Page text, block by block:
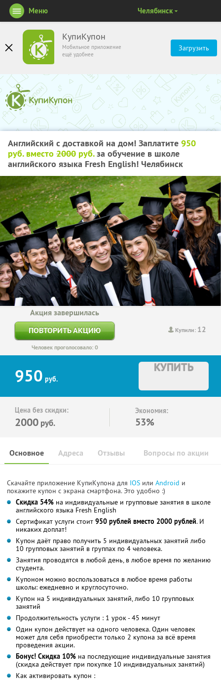
КупиКупон
Мобильное приложение
ещё удобнее
Загрузить
Меню Челябинск
Английский с доставкой на дом! Заплатите 950
руб. вместо 2000 руб.за обучение в школе
английского языка Fresh English! Челябинск
Купили: 12
Акция завершилась
ПОВТОРИТЬ АКЦИЮ
Человек проголосовало: 0
950 руб.
КУПИТЬ
Цена без скидки:
2000 руб.
Экономия:
53%
Основное Отзывы Вопросы по акции
Адреса
Скачайте приложение КупиКупона для IOS или Android и
покажите купон с экрана смартфона. Это удобно :)
Скидка 54% на индивидуальные и групповые занятия в школе
английского языка Fresh English
Сертификат услуги стоит 950 рублей вместо 2000 рублей. И
никаких доплат!
Купон даёт право получить 5 индивидуальных занятий либо
10 групповых занятий в группах по 4 человека.
Занятия проводятся в любой день, в любое время по желанию
студента.
Купоном можно воспользоваться в любое время работы
школы: ежедневно и круглосуточно.
Купон на 5 индивидуальных занятий, либо 10 групповых
занятий
Продолжительность услуги : 1 урок - 45 минут
Один купон действует на одного человека. Один человек
может для себя приобрести только 2 купона за всё время
проведения акции.
Бонус! Скидка 10% на последующие индивидуальные занятия
(скидка действует при покупке 10 индивидуальных занятий)
Как активировать купон :